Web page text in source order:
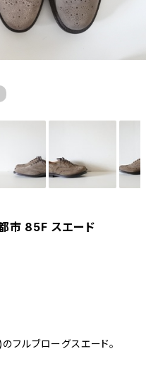
市 85F スエード
ルブローグスエード。